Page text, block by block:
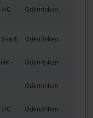
Odenrinken
Svart Odenrinken
-
Odenrinken
Odenrinken
Odenrinken